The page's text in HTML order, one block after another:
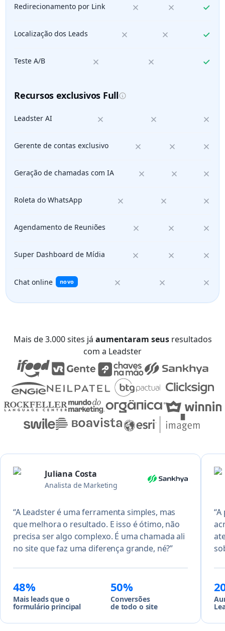
Redirecionamento por Link
Localização dos Leads
Teste A/B
Recursos exclusivos Full
Leadster AI
Gerente de contas exclusivo
Geração de chamadas com IA
Roleta do WhatsApp
Agendamento de Reuniões
Super Dashboard de Mídia
Chat online novo
Mais de 3.000 sites já aumentaram seus resultados
com a Leadster
Juliana Costa
Analista de Marketing
“A Leadster é uma ferramenta simples, mas
que melhora o resultado. E isso é ótimo, não
precisa ser algo complexo. É uma chamada ali
no site que faz uma diferença grande, né?”
48%
Mais leads que o
formulário principal
50%
Conversões
de todo o site